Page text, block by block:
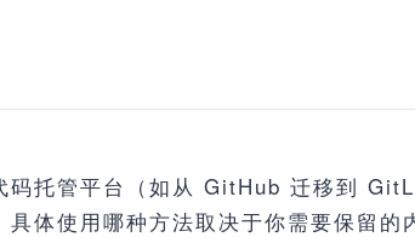
托管平台（如从 GitHub 迁移到
体使用哪种方法取决于你需要保留的